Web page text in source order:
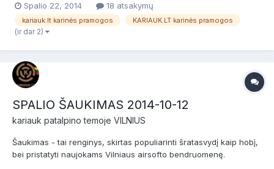
ir jų vykdymui. Būtinieji kariniai mokymai. Data: 2014-11-16 (
sekmadienis ). Vieta: Kariauk.lt po...
Spalio 22, 2014 18 atsakymų
kariauk.lt karinės pramogos KARIAUK.LT karinės pramogos
(ir dar 2)
SPALIO ŠAUKIMAS 2014-10-12
kariauk patalpino temoje VILNIUS
Šaukimas - tai renginys, skirtas populiarinti šratasvydį kaip hobį,
bei pristatyti naujokams Vilniaus airsofto bendruomenę.